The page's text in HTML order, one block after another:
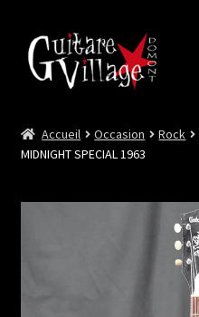
Neuf
Accueil Occasion Rock
MIDNIGHT SPECIAL 1963